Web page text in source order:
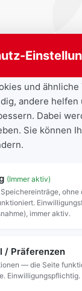
und ähnliche
andere helfen
Dabei
Sie können
(Immer aktiv)
ohne
immer aktiv.
/ Präferenzen
— die Seite
Einwilligungspflichtig.